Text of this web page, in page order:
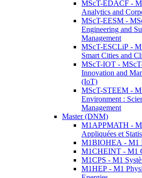
MScT-EDACF -
Analytics and
MScT-EESM -
Engineering and
Management
MScT-ESCLiP -
Smart Cities and
MScT-IOT -
Innovation and
(IoT)
MScT-STEEM -
Environment :
Management
Master (DNM)
M1APPMATH -
Appliquées et
M1BIOHEA - M1
M1CHEINT - M1
M1CPS - M1
M1HEP - M1